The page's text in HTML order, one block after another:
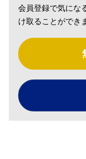
会員登録で気にな
け取ることができ